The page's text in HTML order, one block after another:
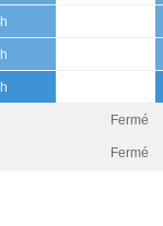
Fermé
Fermé